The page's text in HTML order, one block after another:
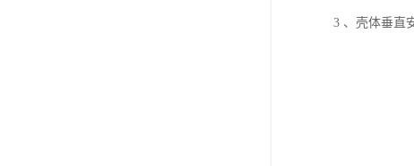
3 、壳体垂直